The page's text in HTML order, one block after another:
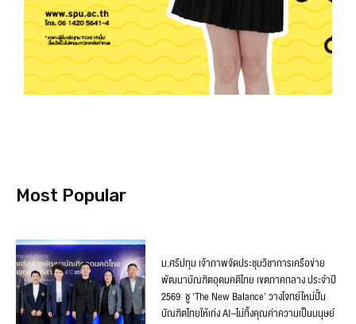
Most Popular
ม.ศรีปทุม เจ้าภาพจัดประชุมวิชาการเครือข่าย
พัฒนาบัณฑิตอุดมคติไทย เขตภาคกลาง ประจำปี
2569 ชู ‘The New Balance’ วางโจทย์ใหม่ปั้น
บัณฑิตไทยให้เก่ง AI–ไม่ทิ้งคุณค่าความเป็นมนุษย์